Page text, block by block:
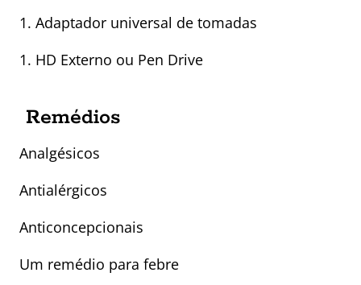
1. Adaptador universal de tomadas
1. HD Externo ou Pen Drive
Remédios
Analgésicos
Antialérgicos
Anticoncepcionais
Um remédio para febre